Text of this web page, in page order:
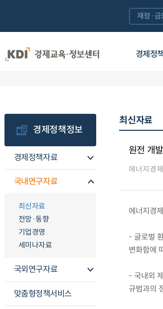
경제정
재정·금
경제정책정보
경제정책자료
국내연구자료
최신자료
전망·동향
기업경영
세미나자료
국외연구자료
맞춤형정책서비스
최신자료
원전 개
에너지경
에너지경
- 글로벌
변화함에
- 국내외
규범과의